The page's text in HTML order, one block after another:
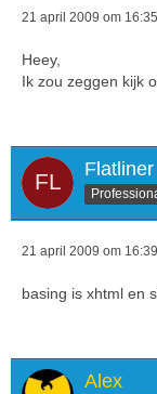
21 april 2009 om 16:35
Heey,
Ik zou zeggen kijk
Flatliner
21 april 2009 om 16:39
basing is xhtml en
Alex